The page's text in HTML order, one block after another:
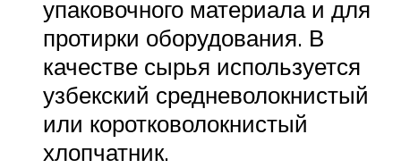
упаковочного материала и для
протирки оборудования. В
качестве сырья используется
узбекский средневолокнистый
или коротковолокнистый
хлопчатник.